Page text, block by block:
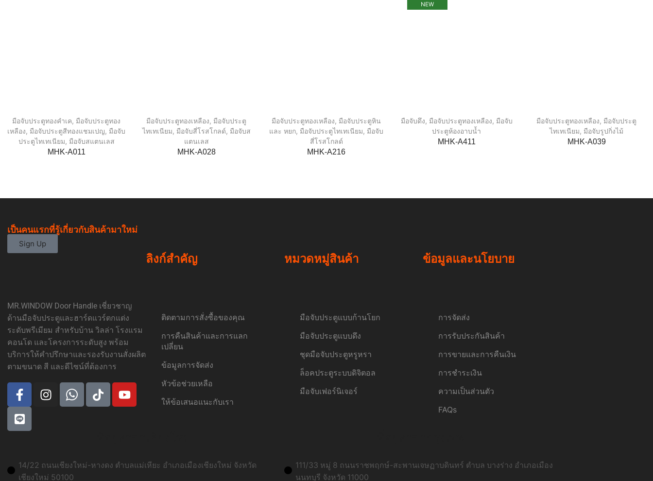
มือจับประตูทองคำเค, มือจับประตูทอง
เหลือง, มือจับประตูสีทองแชมเปญ, มือจับ
ประตูไทเทเนียม, มือจับสแตนเลส
MHK-A011
มือจับประตูทองเหลือง, มือจับประตู
ไทเทเนียม, มือจับสี่โรสโกลด์, มือจับส
แตนเลส
MHK-A028
มือจับประตูทองเหลือง, มือจับประตูหิน
และ หยก, มือจับประตูไทเทเนียม, มือจับ
สี่โรสโกลด์
MHK-A216
NEW
มือจับดึง, มือจับประตูทองเหลือง, มือจับ
ประตูห้องอาบน้ำ
MHK-A411
มือจับประตูทองเหลือง, มือจับประตู
ไทเทเนียม, มือจับรูปกิ่งไม้
MHK-A039
เป็นคนแรกที่รู้เกี่ยวกับสินค้ามาใหม่
Sign Up
MR.WINDOW Door Handle เชี่ยวชาญ
ด้านมือจับประตูและฮาร์ดแวร์ตกแต่ง
ระดับพรีเมียม สำหรับบ้าน วิลล่า โรงแรม
คอนโด และโครงการระดับสูง พร้อม
บริการให้คำปรึกษาและรองรับงานสั่งผลิต
ตามขนาด สี และดีไซน์ที่ต้องการ
ลิงก์สำคัญ
ติดตามการสั่งซื้อของคุณ
การคืนสินค้าและการแลก
เปลี่ยน
ข้อมูลการจัดส่ง
หัวข้อช่วยเหลือ
ให้ข้อเสนอแนะกับเรา
หมวดหมู่สินค้า
มือจับประตูแบบก้านโยก
มือจับประตูแบบดึง
ชุดมือจับประตูหรูหรา
ล็อคประตูระบบดิจิตอล
มือจับเฟอร์นิเจอร์
ข้อมูลและนโยบาย
การจัดส่ง
การรับประกันสินค้า
การขายและการคืนเงิน
การชำระเงิน
ความเป็นส่วนตัว
FAQs
14/22 ถนนเชียงใหม่-หางดง ตำบลแม่เหียะ อำเภอเมืองเชียงใหม่ จังหวัด
เชียงใหม่ 50100
111/33 หมู่ 8 ถนนราชพฤกษ์-สะพานเจษฏาบดินทร์ ตำบล บางร่าง อำเภอเมือง
นนทบุรี จังหวัด 11000